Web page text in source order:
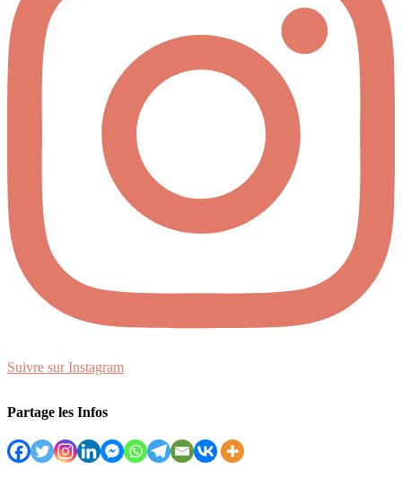
Suivre sur Instagram
Partage les Infos